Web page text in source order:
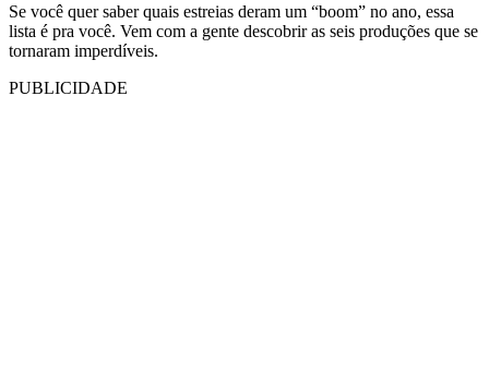
Se você quer saber quais estreias deram um “boom” no ano, essa
lista é pra você. Vem com a gente descobrir as seis produções que se
tornaram imperdíveis.
PUBLICIDADE